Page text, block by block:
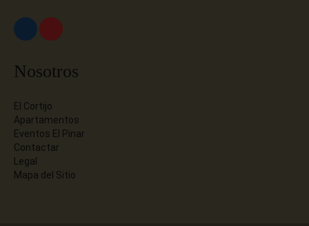
Nosotros
El Cortijo
Apartamentos
Eventos El Pinar
Contactar
Legal
Mapa del Sitio